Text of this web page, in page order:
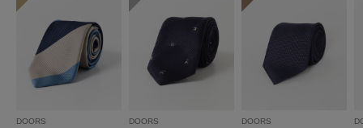
DOORS DOORS DOORS